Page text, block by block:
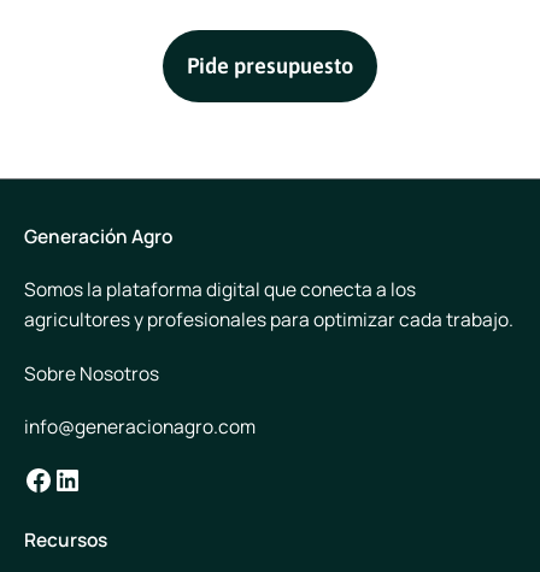
Pide presupuesto
Generación Agro
Somos la plataforma digital que conecta a los
agricultores y profesionales para optimizar cada trabajo.
Sobre Nosotros
info@generacionagro.com
Facebook
LinkedIn
Recursos